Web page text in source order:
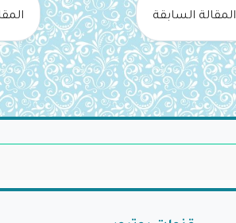
المقالة السابقة